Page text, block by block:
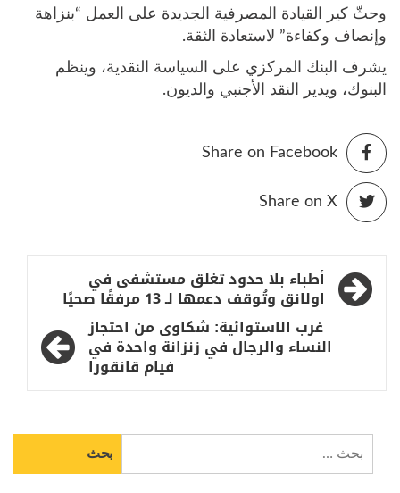
وحثّ كير القيادة المصرفية الجديدة على العمل “بنزاهة
وإنصاف وكفاءة” لاستعادة الثقة.
يشرف البنك المركزي على السياسة النقدية، وينظم
البنوك، ويدير النقد الأجنبي والديون.
Share on Facebook
Share on X
تصفّح
المقالات
أطباء بلا حدود تغلق مستشفى في
اولانق وتُوقف دعمها لـ 13 مرفقًا صحيًا
غرب الاستوائية: شكاوى من احتجاز
النساء والرجال في زنزانة واحدة في
فيام قانقورا
عن: